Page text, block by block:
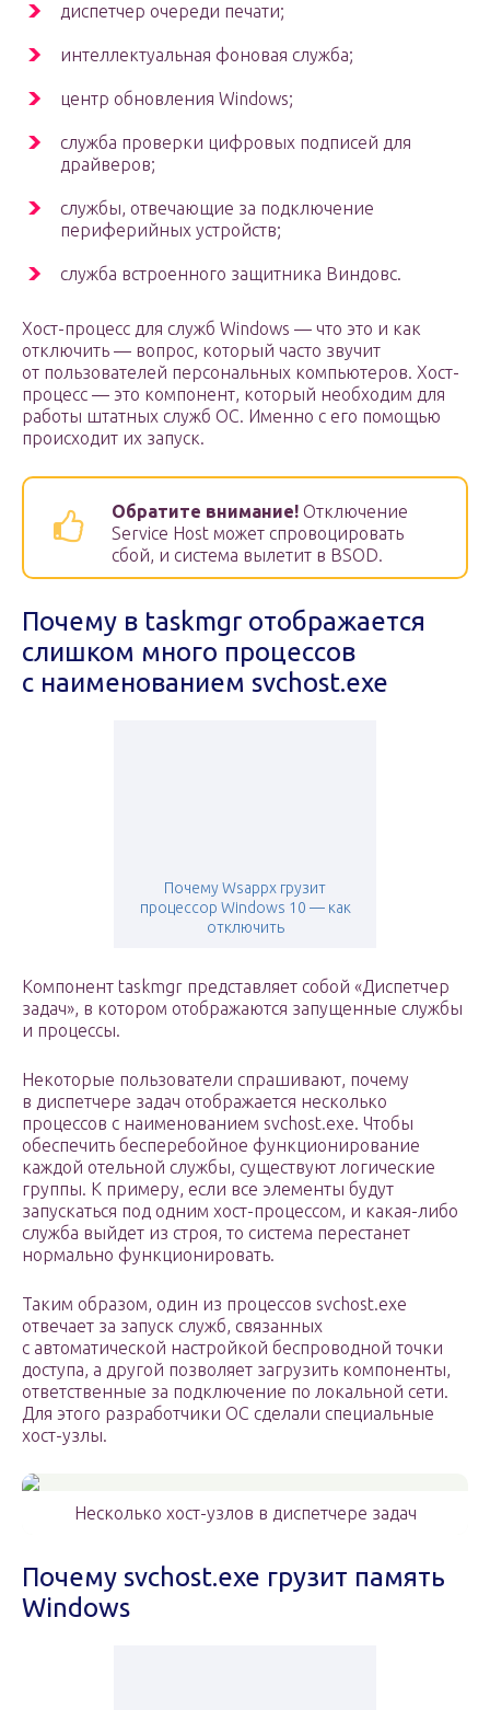
диспетчер очереди печати;
интеллектуальная фоновая служба;
центр обновления Windows;
служба проверки цифровых подписей для
драйверов;
службы, отвечающие за подключение
периферийных устройств;
служба встроенного защитника Виндовс.
Хост-процесс для служб Windows — что это и как
отключить — вопрос, который часто звучит
от пользователей персональных компьютеров. Хост-
процесс — это компонент, который необходим для
работы штатных служб ОС. Именно с его помощью
происходит их запуск.
Обратите внимание! Отключение
Service Host может спровоцировать
сбой, и система вылетит в BSOD.
Почему в taskmgr отображается
слишком много процессов
с наименованием svchost.exe
Почему Wsappx грузит
процессор Windows 10 — как
отключить
Компонент taskmgr представляет собой «Диспетчер
задач», в котором отображаются запущенные службы
и процессы.
Некоторые пользователи спрашивают, почему
в диспетчере задач отображается несколько
процессов с наименованием svchost.exe. Чтобы
обеспечить бесперебойное функционирование
каждой отельной службы, существуют логические
группы. К примеру, если все элементы будут
запускаться под одним хост-процессом, и какая-либо
служба выйдет из строя, то система перестанет
нормально функционировать.
Таким образом, один из процессов svchost.exe
отвечает за запуск служб, связанных
с автоматической настройкой беспроводной точки
доступа, а другой позволяет загрузить компоненты,
ответственные за подключение по локальной сети.
Для этого разработчики ОС сделали специальные
хост-узлы.
Несколько хост-узлов в диспетчере задач
Почему svchost.exe грузит память
Windows